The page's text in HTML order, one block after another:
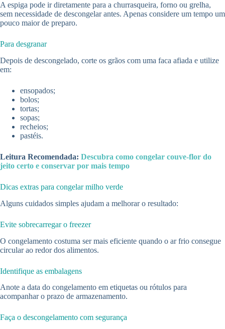
A espiga pode ir diretamente para a churrasqueira, forno ou grelha,
sem necessidade de descongelar antes. Apenas considere um tempo um
pouco maior de preparo.
Para desgranar
Depois de descongelado, corte os grãos com uma faca afiada e utilize
em:
ensopados;
bolos;
tortas;
sopas;
recheios;
pastéis.
Leitura Recomendada: Descubra como congelar couve-flor do
jeito certo e conservar por mais tempo
Dicas extras para congelar milho verde
Alguns cuidados simples ajudam a melhorar o resultado:
Evite sobrecarregar o freezer
O congelamento costuma ser mais eficiente quando o ar frio consegue
circular ao redor dos alimentos.
Identifique as embalagens
Anote a data do congelamento em etiquetas ou rótulos para
acompanhar o prazo de armazenamento.
Faça o descongelamento com segurança